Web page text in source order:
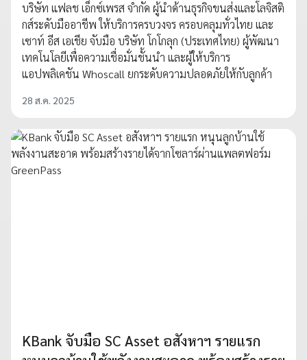
บริษัท แฟลช เอ็กซ์เพรส จำกัด ผู้นำด้านธุรกิจขนส่งและโลจิสติ
กส์ระดับมืออาชีพ ให้บริการครบวงจร ครอบคลุมทั่วไทย และ
เซาท์ อีส เอเชีย จับมือ บริษัท โกโกลุก (ประเทศไทย) ผู้พัฒนา
เทคโนโลยีเพื่อความเชื่อมั่นชั้นนำ และผู้ให้บริการ
แอปพลิเคชัน Whoscall ยกระดับความปลอดภัยให้กับลูกค้า
28 ส.ค. 2025
KBank จับมือ SC Asset อสังหาฯ รายแรก